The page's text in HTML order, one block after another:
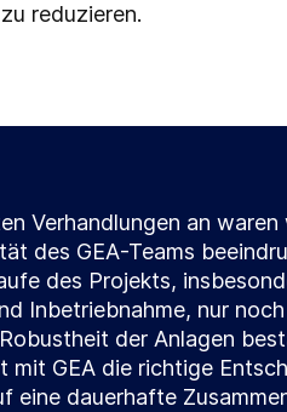
reduzieren.
Verhandlungen an
des GEA-Teams
des Projekts,
Inbetriebnahme, nur
der Anlagen
mit GEA die richtige
eine dauerhafte